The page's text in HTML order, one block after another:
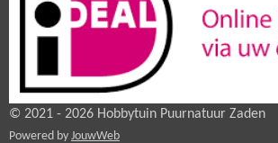
© 2021 - 2026 Hobbytuin Puurnatuur Zaden
Powered by JouwWeb